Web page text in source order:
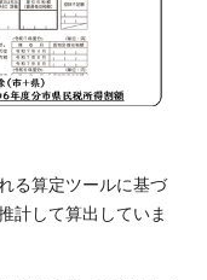
る算定ツールに基づ
計して算出していま